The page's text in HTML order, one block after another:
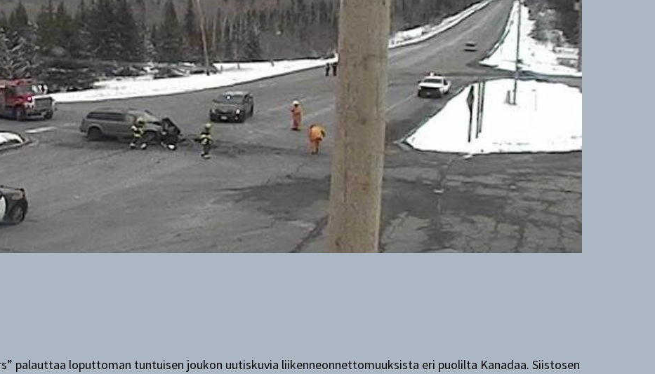
palauttaa loputtoman tuntuisen joukon uutiskuvia liikenneonnettomuuksista eri puolilta Kanadaa. Siistosen